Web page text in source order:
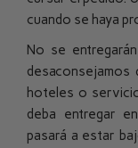
cuando se haya
No se
desaconsejamos
hoteles o
deba entregar
pasará a estar